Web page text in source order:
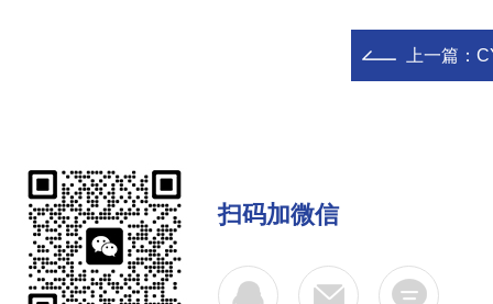
上一篇：
扫码加微信